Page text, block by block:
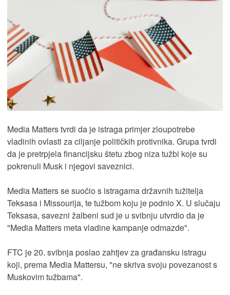
Media Matters tvrdi da je istraga primjer zloupotrebe
vladinih ovlasti za ciljanje političkih protivnika. Grupa tvrdi
da je pretrpjela financijsku štetu zbog niza tužbi koje su
pokrenuli Musk i njegovi saveznici.
Media Matters se suočio s istragama državnih tužitelja
Teksasa i Missourija, te tužbom koju je podnio X. U slučaju
Teksasa, savezni žalbeni sud je u svibnju utvrdio da je
"Media Matters meta vladine kampanje odmazde".
FTC je 20. svibnja poslao zahtjev za građansku istragu
koji, prema Media Mattersu, "ne skriva svoju povezanost s
Muskovim tužbama".